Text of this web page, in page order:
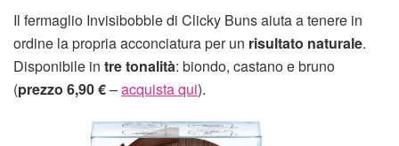
Il fermaglio Invisibobble di Clicky Buns aiuta a tenere in
ordine la propria acconciatura per un risultato naturale.
Disponibile in tre tonalità: biondo, castano e bruno
(prezzo 6,90 €–acquista qui).